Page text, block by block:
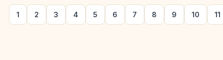
1 2 3 4 5 6 7 8 9 10 11